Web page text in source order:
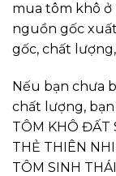
mua tôm khô ở
nguồn gốc
gốc, chất
Nếu bạn chưa
chất lượng,
TÔM KHÔ ĐẤT
THẺ THIÊN
TÔM SINH